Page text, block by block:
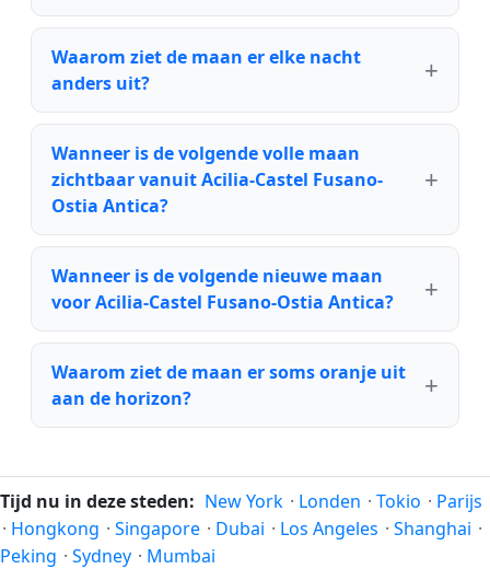
Waarom ziet de maan er elke nacht
anders uit?
Wanneer is de volgende volle maan
zichtbaar vanuit Acilia-Castel Fusano-
Ostia Antica?
Wanneer is de volgende nieuwe maan
voor Acilia-Castel Fusano-Ostia Antica?
Waarom ziet de maan er soms oranje uit
aan de horizon?
Tijd nu in deze steden: New York · Londen · Tokio · Parijs
· Hongkong · Singapore · Dubai · Los Angeles · Shanghai ·
Peking · Sydney · Mumbai